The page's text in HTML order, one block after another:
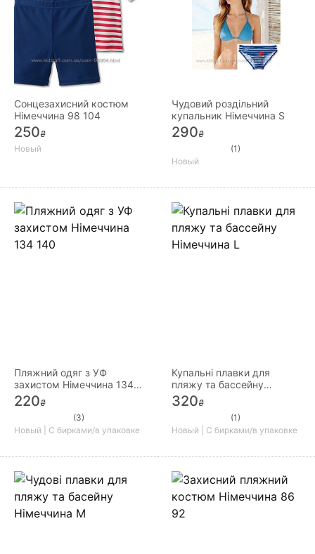
Сонцезахисний костюм
Німеччина 98 104
250₴
Новый
Чудовий роздільний
купальник Німеччина S
290₴
(1)
Новый
Пляжний одяг з УФ
захистом Німеччина 134
140
220₴
(3)
Новый | С бирками/в упаковке
Купальні плавки для
пляжу та бассейну
Німеччина L
320₴
(1)
Новый | С бирками/в упаковке